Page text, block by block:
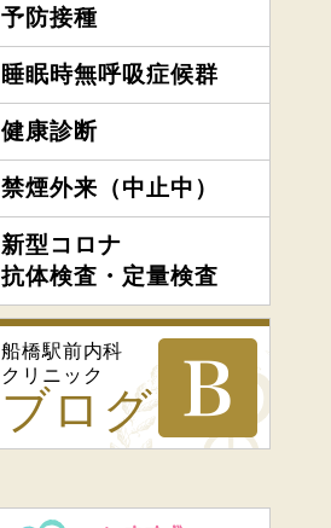
予防接種
睡眠時無呼吸症候群
健康診断
禁煙外来（中止中）
新型コロナ
抗体検査・定量検査
船橋駅前内科
クリニック
ブログ